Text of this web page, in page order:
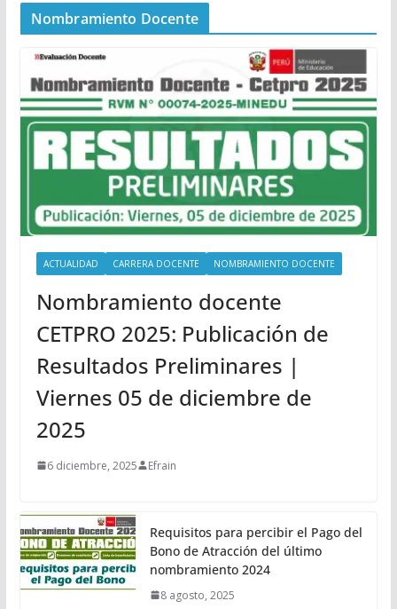
Nombramiento Docente
ACTUALIDAD CARRERA DOCENTE NOMBRAMIENTO DOCENTE
Nombramiento docente
CETPRO 2025: Publicación de
Resultados Preliminares |
Viernes 05 de diciembre de
2025
6 diciembre, 2025 Efrain
Requisitos para percibir el Pago del
Bono de Atracción del último
nombramiento 2024
8 agosto, 2025